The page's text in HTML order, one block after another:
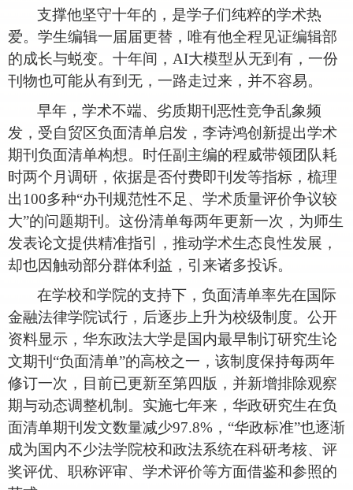
支撑他坚守十年的，是学子们纯粹的学术热
爱。学生编辑一届届更替，唯有他全程见证编辑部
的成长与蜕变。十年间， AI大模型从无到有，一份
刊物也可能从有到无，一路走过来，并不容易。
早年，学术不端、劣质期刊恶性竞争乱象频
发，受自贸区负面清单启发，李诗鸿创新提出学术
期刊负面清单构想。时任副主编的程威带领团队耗
时两个月调研，依据是否付费即刊发等指标，梳理
出100多种“办刊规范性不足、学术质量评价争议较
大”的问题期刊。这份清单每两年更新一次，为师生
发表论文提供精准指引，推动学术生态良性发展，
却也因触动部分群体利益，引来诸多投诉。
在学校和学院的支持下，负面清单率先在国际
金融法律学院试行，后逐步上升为校级制度。公开
资料显示，华东政法大学是国内最早制订研究生论
文期刊 “负面清单”的高校之一，该制度保持每两年
修订一次，目前已更新至第四版，并新增排除观察
期与动态调整机制。实施七年来，华政研究生在负
面清单期刊发文数量减少97.8%，“华政标准”也逐渐
成为国内不少法学院校和政法系统在科研考核、评
奖评优、职称评审、学术评价等方面借鉴和参照的